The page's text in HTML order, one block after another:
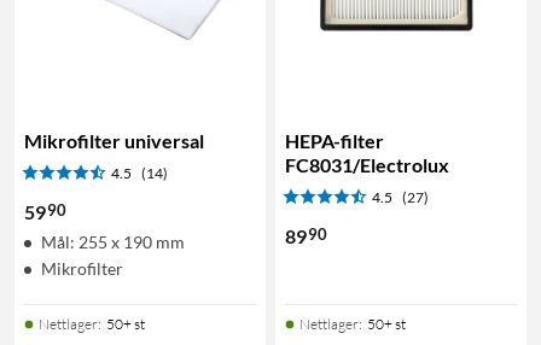
Mikrofilter universal
4.5 (14)
5990
Mål: 255 x 190 mm
Mikrofilter
Nettlager: 50+ st
HEPA-filter
FC8031/Electrolux
4.5 (27)
8990
Nettlager: 50+ st